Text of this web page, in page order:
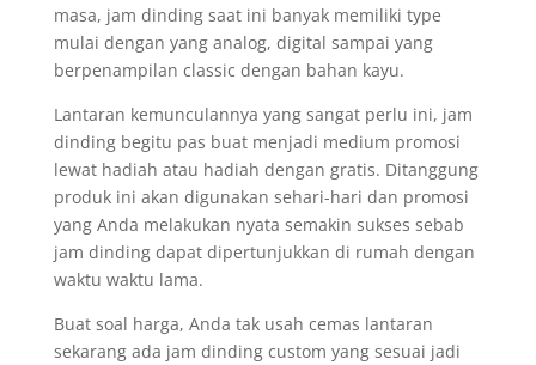
masa, jam dinding saat ini banyak memiliki type
mulai dengan yang analog, digital sampai yang
berpenampilan classic dengan bahan kayu.
Lantaran kemunculannya yang sangat perlu ini, jam
dinding begitu pas buat menjadi medium promosi
lewat hadiah atau hadiah dengan gratis. Ditanggung
produk ini akan digunakan sehari-hari dan promosi
yang Anda melakukan nyata semakin sukses sebab
jam dinding dapat dipertunjukkan di rumah dengan
waktu waktu lama.
Buat soal harga, Anda tak usah cemas lantaran
sekarang ada jam dinding custom yang sesuai jadi